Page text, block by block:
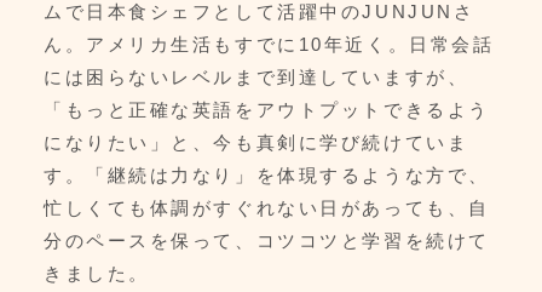
ムで日本食シェフとして活躍中のJUNJUNさ
ん。アメリカ生活もすでに10年近く。日常会話
には困らないレベルまで到達していますが、
「もっと正確な英語をアウトプットできるよう
になりたい」と、今も真剣に学び続けていま
す。「継続は力なり」を体現するような方で、
忙しくても体調がすぐれない日があっても、自
分のペースを保って、コツコツと学習を続けて
きました。